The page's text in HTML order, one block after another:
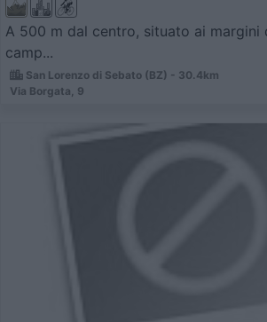
A 500 m dal centro, situato ai margini
camp...
San Lorenzo di Sebato (BZ) - 30.4km
Via Borgata, 9